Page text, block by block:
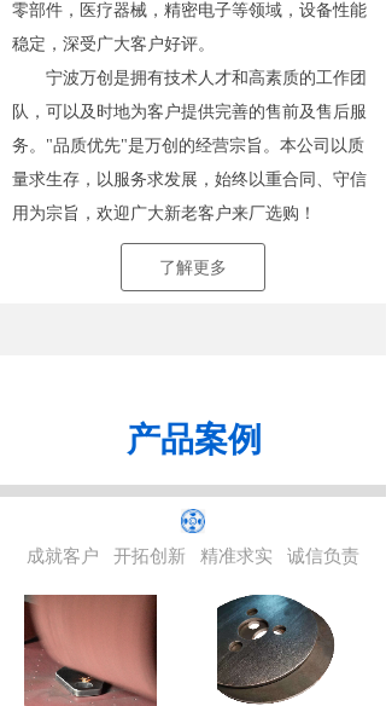
零部件，医疗器械，精密电子等领域，设备性能
稳定，深受广大客户好评。
宁波万创是拥有技术人才和高素质的工作团
队，可以及时地为客户提供完善的售前及售后服
务。"品质优先"是万创的经营宗旨。本公司以质
量求生存，以服务求发展，始终以重合同、守信
用为宗旨，欢迎广大新老客户来厂选购！
了解更多
成就客户 开拓创新 精准求实 诚信负责
产品案例